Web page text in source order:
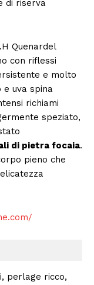
di riserva
Quenardel
con riflessi
e molto
uva spina
richiami
speziato,
di pietra focaia.
pieno che
perlage ricco,